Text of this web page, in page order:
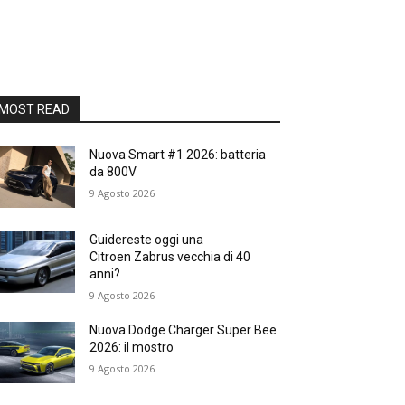
READ
Nuova Smart #1 2026: batteria
da 800V
9 Agosto 2026
Guidereste oggi una
Citroen Zabrus vecchia di 40
anni?
9 Agosto 2026
Nuova Dodge Charger Super Bee
2026: il mostro
9 Agosto 2026